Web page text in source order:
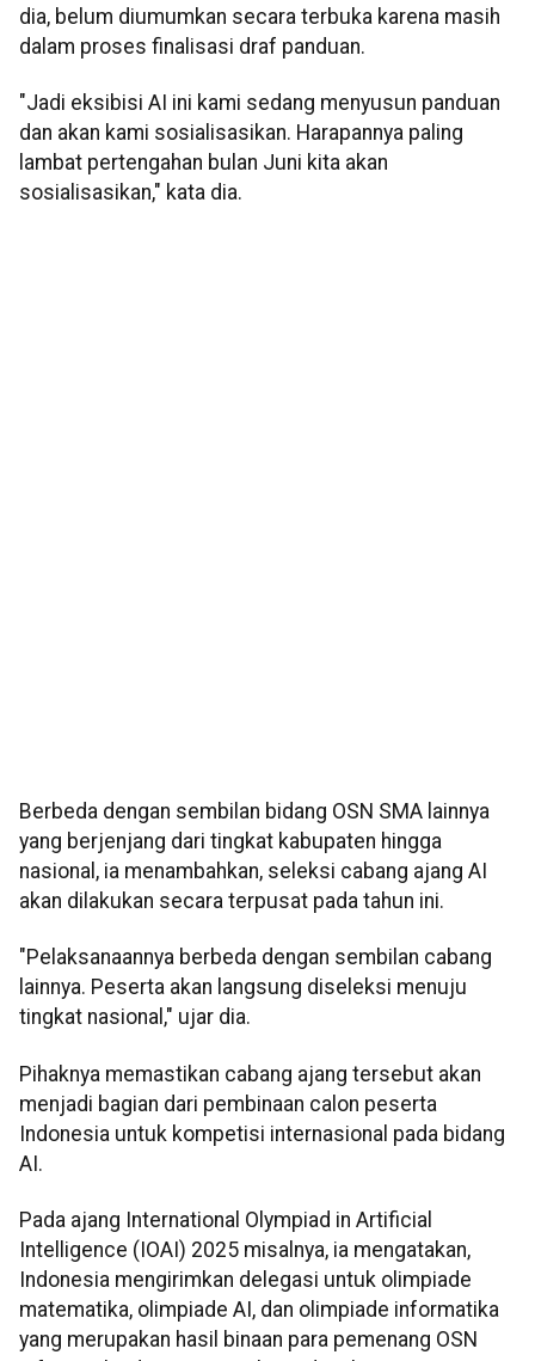
dia, belum diumumkan secara terbuka karena masih
dalam proses finalisasi draf panduan.
"Jadi eksibisi AI ini kami sedang menyusun panduan
dan akan kami sosialisasikan. Harapannya paling
lambat pertengahan bulan Juni kita akan
sosialisasikan," kata dia.
Berbeda dengan sembilan bidang OSN SMA lainnya
yang berjenjang dari tingkat kabupaten hingga
nasional, ia menambahkan, seleksi cabang ajang AI
akan dilakukan secara terpusat pada tahun ini.
"Pelaksanaannya berbeda dengan sembilan cabang
lainnya. Peserta akan langsung diseleksi menuju
tingkat nasional," ujar dia.
Pihaknya memastikan cabang ajang tersebut akan
menjadi bagian dari pembinaan calon peserta
Indonesia untuk kompetisi internasional pada bidang
AI.
Pada ajang International Olympiad in Artificial
Intelligence (IOAI) 2025 misalnya, ia mengatakan,
Indonesia mengirimkan delegasi untuk olimpiade
matematika, olimpiade AI, dan olimpiade informatika
yang merupakan hasil binaan para pemenang OSN